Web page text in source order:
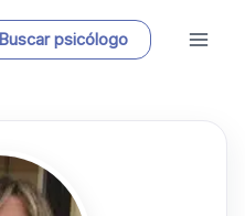
Buscar psicólogo